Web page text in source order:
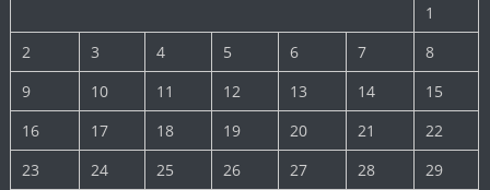
1
2
3 4 5 6 7
8
9
10 11 12 13 14
15
16
17 18 19 20 21
22
23
24 25 26 27 28 29